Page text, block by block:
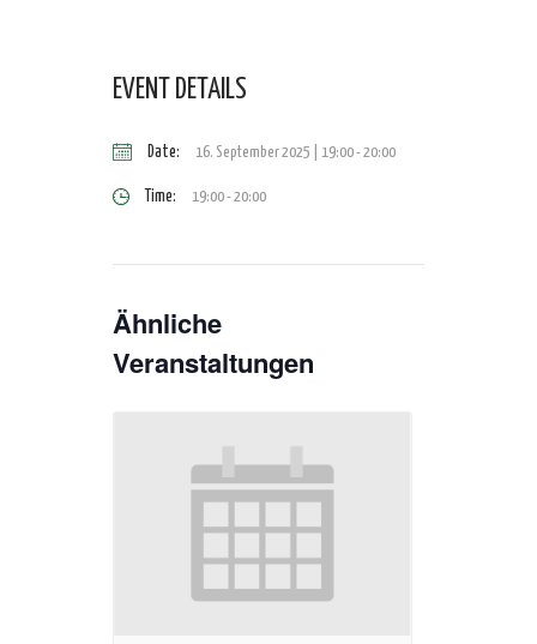
EVENT DETAILS
Date: 16. September 2025 | 19:00-20:00
Time: 19:00 - 20:00
Ähnliche
Veranstaltungen